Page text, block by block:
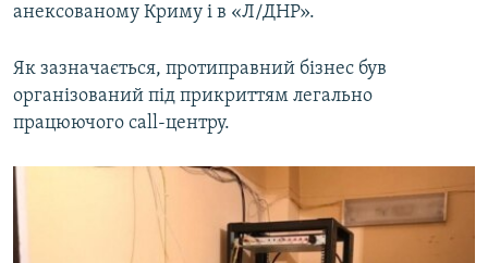
анексованому Криму і в «Л/ДНР».
Як зазначається, протиправний бізнес був
організований під прикриттям легально
працюючого call-центру.